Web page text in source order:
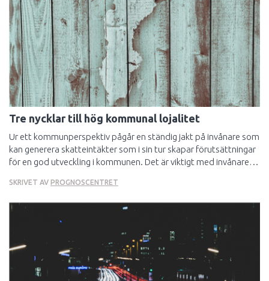
Tre nycklar till hög kommunal lojalitet
Ur ett kommunperspektiv pågår en ständig jakt på invånare som
kan generera skatteintäkter som i sin tur skapar förutsättningar
för en god utveckling i kommunen. Det är viktigt med invånare
artikeln försöker vi klarlägga huruvida kommuner som ligger i
utmärker sig på något sätt.
SKRIVET AV PROGNOSCENTRET